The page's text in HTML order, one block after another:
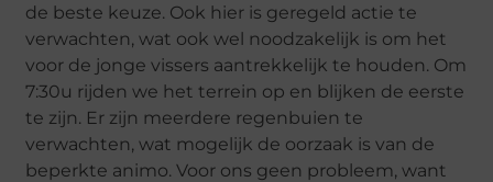
de beste keuze. Ook hier is geregeld actie te
verwachten, wat ook wel noodzakelijk is om het
voor de jonge vissers aantrekkelijk te houden. Om
7:30u rijden we het terrein op en blijken de eerste
te zijn. Er zijn meerdere regenbuien te
verwachten, wat mogelijk de oorzaak is van de
beperkte animo. Voor ons geen probleem, want